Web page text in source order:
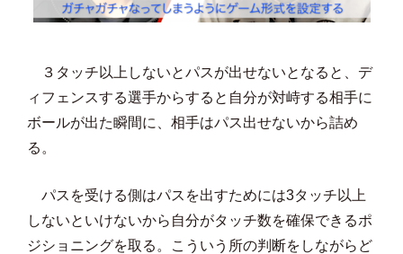
３タッチ以上しないとパスが出せないとなると、デ
ィフェンスする選手からすると自分が対峙する相手に
ボールが出た瞬間に、相手はパス出せないから詰め
る。
パスを受ける側はパスを出すためには3タッチ以上
しないといけないから自分がタッチ数を確保できるポ
ジショニングを取る。こういう所の判断をしながらど